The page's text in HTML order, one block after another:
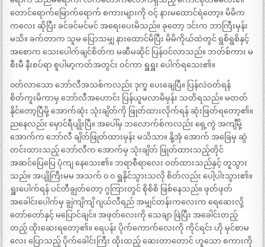
တောင်ရောက်မြောက်ရောက် စကားများကို ဝင့် နားမထောင်ရဲတော့။ မိမိက
ကလေး ဆိုပြီး ခင်ခင်မင်မင် အရေးပေးမိသည်။ ခုတော့ ဒင်းက ဘာကြီးမှန်း
မသိ။ ခက်တာက သူမ ပြောသမျှ နားထောင်မိပြီး မိမိကိုယ်ထဲတွင် ရွစိရွစိနှင့်
အစောက သေးပေါက်ချင်စိတ်က မဆီမဆိုင် ပြန်ဝင်လာသည်။ ဘတ်စ်ကား မ
စီးမီ နီးစပ်ရာ စူပါမာ့ကတ်အတွင်း ဝင်ကာ ရှူရှူး ပေါက်ရသေး၏။
၀တ်လာသော ဘော်လီအသစ်ကလည်း ဒုက္ခ ပေးချေပြီ။ ပြန်လဲဝတ်ရန်
စိတ်ကူးမိကာမှ ဘော်လီအဟောင်း ပြန်ယူမလာမိမှန်း သတိရသည်။ မတတ်
နိုင်တော့ပြီမို့ အောက်ဆုံး သုံးချိတ်ကို ဖြုတ်ထားလိုက်ရန် ဆုံးဖြတ်ရတော့၏။
ညနေလည်း မှောင်ရီပျိုးပြီ။ အပေါ်မှ ဘလောက်စ်ကလည်း ရှေ့ကွဲ အကျီမို့
အောက်က ဘော်လီ ချိတ်ဖြုတ်ထားမှန်း မသိသာ။ နို့အုံ အောက် အခြေမှ ဆွဲ
တင်းထားသည့် ဘော်လီက အောက်မှ သုံးချိတ် ဖြုတ်ထားသည့်တိုင်
အဆင်ပြေပြေ ပုံကျ နေသေး၏။ ဘရာစီရာလေး ဝတ်ထားသည်နှင့် တူသွား
သည်။ အပျိုကြီးမမ အသက် ၀ ၀ ရှူနိုင်သွားသလို စိတ်လည်း ပေါ့ပါးသွား၏။
ရှူးပေါက်ရန် ပင်တီချွတ်တော့ ဂွကြားတွင် စိုစိစိ ဖြစ်နေသည်။ ဖုတ်ဖုတ်
အခေါင်းပေါက်မှ ချွဲကျိကျိ ဂျယ်လီရည် အမျှင်တန်းကလေးက ရေဆေးလို့
တော်တော်နှင့် မပြောင်ချင်။ အဖုတ်လေးကို သေချာ ဖြဲပြီး အခေါင်းတည့်
တည့် ထိုးဆေးရတော့၏။ ရေပန်း ပိုက်ကောက်လေးကို ကိုင်ရင်း ဟို မှင်စာမ
လေး ပြောသည့် ပိုက်ခေါင်းကြီး ထိုးထည့် ဆေးတာတောင် ဟူသော စကားကို